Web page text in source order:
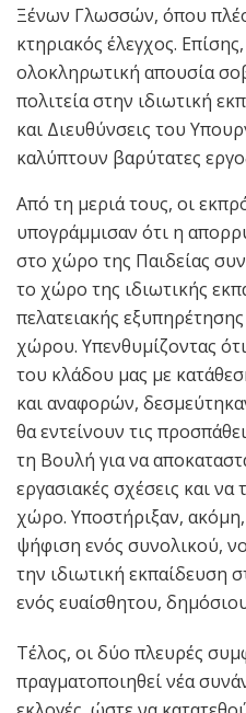
Ξένων Γλωσσών, όπου
κτηριακός έλεγχος.
ολοκληρωτική απουσία
πολιτεία στην ιδιωτική
και Διευθύνσεις του
καλύπτουν βαρύτατες
Από τη μεριά τους, οι
υπογράμμισαν ότι η
στο χώρο της Παιδείας
το χώρο της ιδιωτικής
πελατειακής
χώρου. Υπενθυμίζοντας
του κλάδου μας με
και αναφορών,
θα εντείνουν τις
τη Βουλή για να
εργασιακές σχέσεις και να
χώρο. Υποστήριξαν, ακόμη,
ψήφιση ενός συνολικού,
την ιδιωτική εκπαίδευση
ενός ευαίσθητου,
Τέλος, οι δύο πλευρές
πραγματοποιηθεί νέα